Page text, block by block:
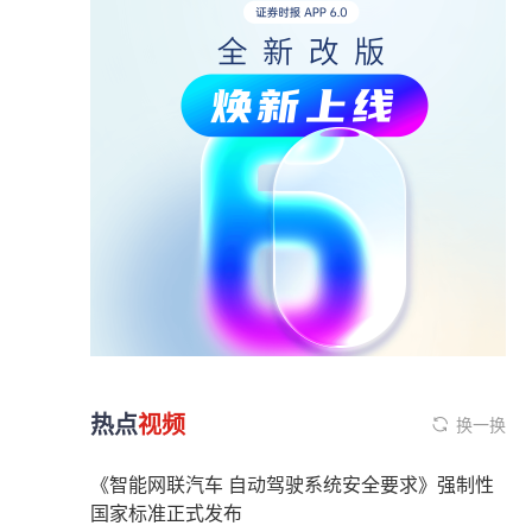
热点视频 换一换
《智能网联汽车 自动驾驶系统安全要求》强制性
国家标准正式发布